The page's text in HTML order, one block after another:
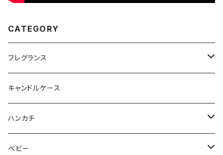
CATEGORY
フレグランス
MADetLEN
キャンドルケース
ハンカチ
Wpc.
ベビー